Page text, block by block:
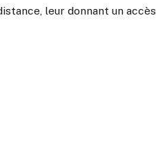
leur donnant un accès